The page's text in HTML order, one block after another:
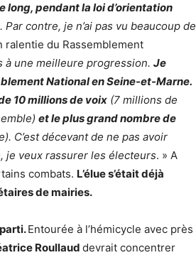
long, pendant la loi d’orientation
contre, je n’ai pas vu beaucoup de
ralentie du Rassemblement
à une meilleure progression. Je
National en Seine-et-Marne.
10 millions de voix (7 millions de
et le plus grand nombre de
C’est décevant de ne pas avoir
je veux rassurer les électeurs. » A
combats. L’élue s’était déjà
de mairies.
Entourée à l’hémicycle avec près
Roullaud devrait concentrer